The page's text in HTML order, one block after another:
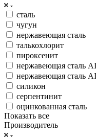
сталь
чугун
нержавеющая сталь
талькохлорит
пироксенит
нержавеющая сталь
нержавеющая сталь
силикон
серпентинит
оцинкованная сталь
Показать все
Производитель